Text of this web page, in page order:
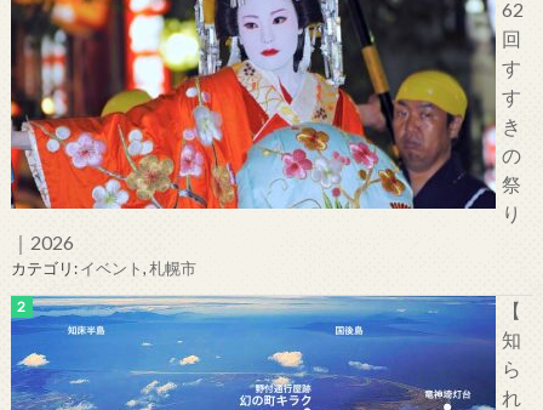
62
回
す
す
き
の
祭
り
｜2026
カテゴリ:イベント,札幌市
【
知
ら
れ